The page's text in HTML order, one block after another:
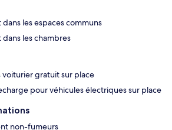
les espaces communs
les chambres
voiturier gratuit sur place
pour véhicules électriques sur place
non-fumeurs